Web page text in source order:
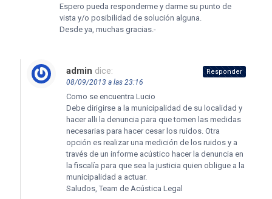
Espero pueda responderme y darme su punto de
vista y/o posibilidad de solución alguna.
Desde ya, muchas gracias.-
admin dice:
08/09/2013 a las 23:16
Como se encuentra Lucio
Debe dirigirse a la municipalidad de su localidad y
hacer alli la denuncia para que tomen las medidas
necesarias para hacer cesar los ruidos. Otra
opción es realizar una medición de los ruidos y a
través de un informe acústico hacer la denuncia en
la fiscalía para que sea la justicia quien obligue a la
municipalidad a actuar.
Saludos, Team de Acústica Legal
Responder